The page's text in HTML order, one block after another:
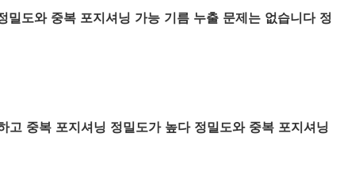
도와 중복 포지셔닝 가능 기름 누출 문제는 없습니다 정
중복 포지셔닝 정밀도가 높다 정밀도와 중복 포지셔닝